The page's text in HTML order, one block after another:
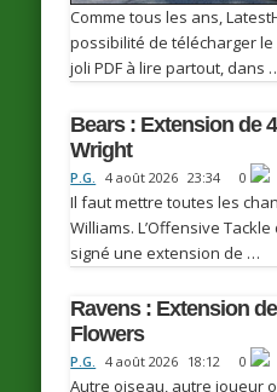
Comme tous les ans,
possibilité de télécharger
joli PDF à lire partout, dans
Bears : Extension de
Wright
P.G. 4 août 2026 23:34 0
Il faut mettre toutes les
Williams. L’Offensive
signé une extension de …
Ravens : Extension
Flowers
P.G. 4 août 2026 18:12 0
Autre oiseau, autre joueur